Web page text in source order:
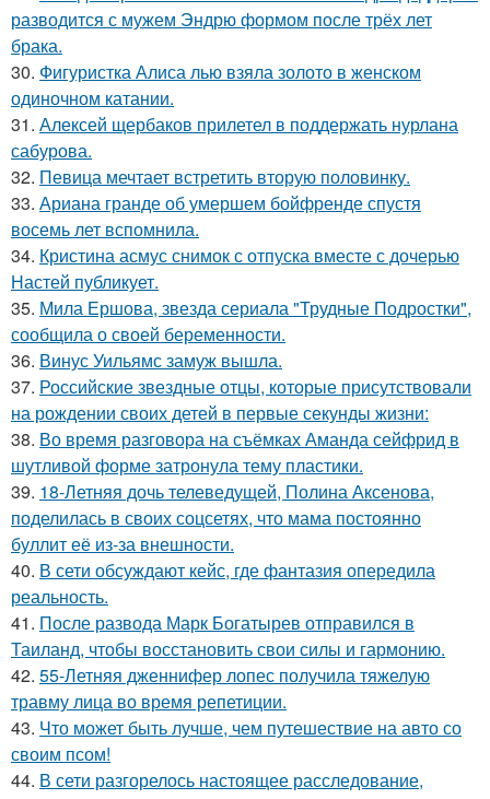
разводится с мужем Эндрю формом после трёх лет
брака.
30. Фигуристка Алиса лью взяла золото в женском
одиночном катании.
31. Алексей щербаков прилетел в поддержать нурлана
сабурова.
32. Певица мечтает встретить вторую половинку.
33. Ариана гранде об умершем бойфренде спустя
восемь лет вспомнила.
34. Кристина асмус снимок с отпуска вместе с дочерью
Настей публикует.
35. Мила Ершова, звезда сериала "Трудные Подростки",
сообщила о своей беременности.
36. Винус Уильямс замуж вышла.
37. Российские звездные отцы, которые присутствовали
на рождении своих детей в первые секунды жизни:
38. Во время разговора на съёмках Аманда сейфрид в
шутливой форме затронула тему пластики.
39. 18-Летняя дочь телеведущей, Полина Аксенова,
поделилась в своих соцсетях, что мама постоянно
буллит её из-за внешности.
40. В сети обсуждают кейс, где фантазия опередила
реальность.
41. После развода Марк Богатырев отправился в
Таиланд, чтобы восстановить свои силы и гармонию.
42. 55-Летняя дженнифер лопес получила тяжелую
травму лица во время репетиции.
43. Что может быть лучше, чем путешествие на авто со
своим псом!
44. В сети разгорелось настоящее расследование,